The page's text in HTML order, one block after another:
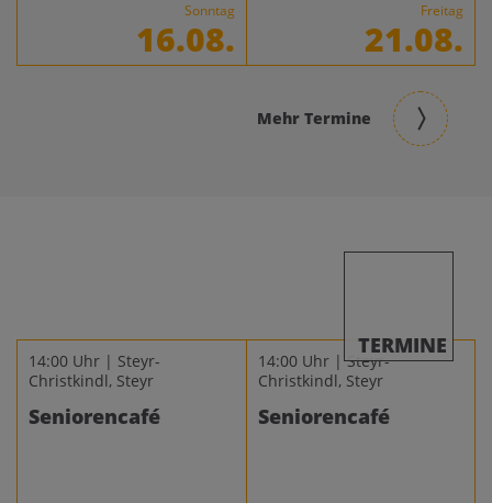
Sonntag
16.08.
Freitag
21.08.
Mehr Termine
TERMINE
14:00 Uhr | Steyr-
Christkindl, Steyr
Seniorencafé
14:00 Uhr | Steyr-
Christkindl, Steyr
Seniorencafé